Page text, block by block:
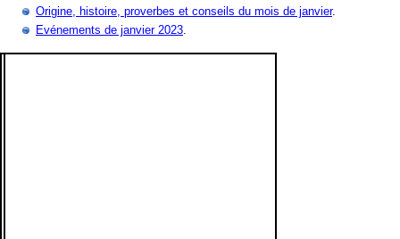
Origine, histoire, proverbes et conseils du mois de janvier.
Evénements de janvier 2023.